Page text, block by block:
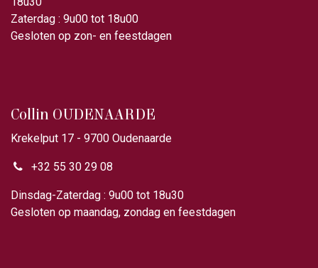
Zaterdag : 9u00 tot 18u00
Gesloten op zon- en feestdagen
Collin OUDENAARDE
Krekelput 17 - 9700 Oudenaarde
+32 55 30 29 08
Dinsdag-Zaterdag : 9u00 tot 18u30
Gesloten op maandag, zondag en feestdagen